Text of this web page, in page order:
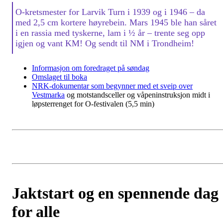
O-kretsmester for Larvik Turn i 1939 og i 1946 – da
med 2,5 cm kortere høyrebein. Mars 1945 ble han såret
i en rassia med tyskerne, lam i ½ år – trente seg opp
igjen og vant KM! Og sendt til NM i Trondheim!
Informasjon om foredraget på søndag
Omslaget til boka
NRK-dokumentar som begynner med et sveip over
Vestmarka og motstandsceller og våpeninstruksjon midt i
løpsterrenget for O-festivalen (5,5 min)
Jaktstart og en spennende dag
for alle